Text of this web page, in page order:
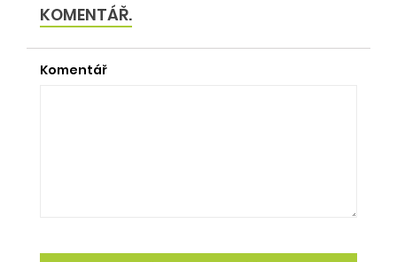
KOMENTÁŘ.
Komentář